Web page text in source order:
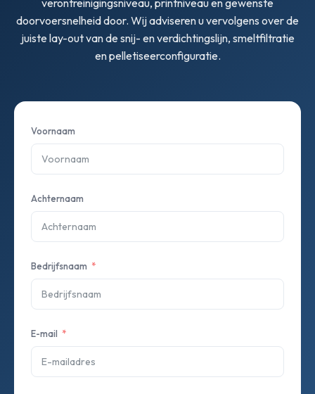
doorvoersnelheid door. Wij adviseren u vervolgens over de
juiste lay-out van de snij- en verdichtingslijn, smeltfiltratie
en pelletiseerconfiguratie.
Voornaam
Achternaam
Bedrijfsnaam
E-mail